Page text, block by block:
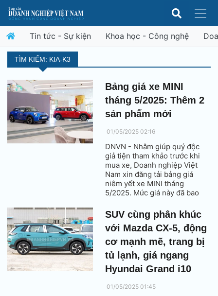
Tin tức - Sự kiện Khoa học - Công nghệ
TÌM KIẾM: KIA-K3
Bảng giá xe MINI
tháng 5/2025: Thêm 2
sản phẩm mới
01/05/2025 02:16
DNVN - Nhằm giúp quý độc
giả tiện tham khảo trước khi
mua xe, Doanh nghiệp Việt
Nam xin đăng tải bảng giá
niêm yết xe MINI tháng
5/2025. Mức giá này đã bao
SUV cùng phân khúc
với Mazda CX-5, động
cơ mạnh mẽ, trang bị
tủ lạnh, giá ngang
Hyundai Grand i10
01/05/2025 01:45